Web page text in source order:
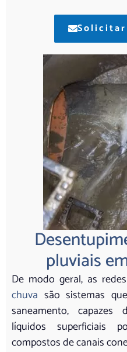
pluviais
De modo geral, as
chuva são sistemas
saneamento,
líquidos superficiais
compostos de canais